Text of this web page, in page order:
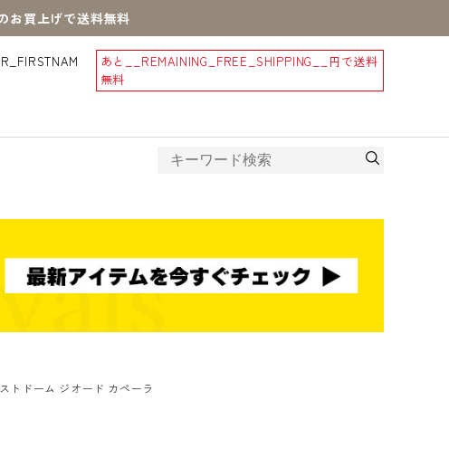
お買上げで送料無料
あと __REMAINING_FREE_SHIPPING__
円で送料
無料
トドーム ジオード カペーラ